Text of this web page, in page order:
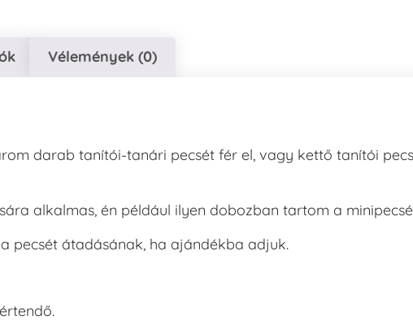
Vélemények (0)
darab tanítói-tanári pecsét fér el, vagy kettő tanítói
alkalmas, én például ilyen dobozban tartom a
pecsét átadásának, ha ajándékba adjuk.